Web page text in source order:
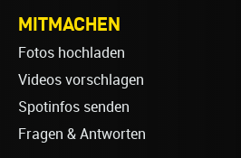
MITMACHEN
Fotos hochladen
Videos vorschlagen
Spotinfos senden
Fragen & Antworten